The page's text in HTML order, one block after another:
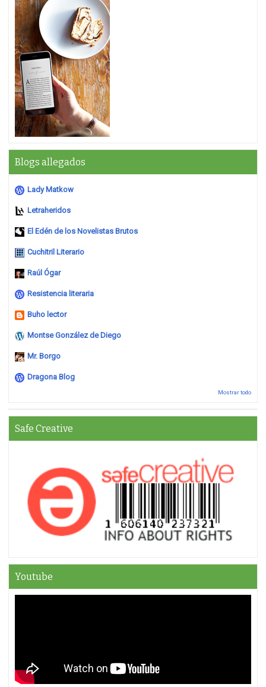
Blogs allegados
Lady Matkow
Letraheridos
El Edén de los Novelistas Brutos
Cuchitril Literario
Raúl Ógar
Resistencia literaria
Buho lector
Montse González de Diego
Mr. Borgo
Dragona Blog
Mostrar todo
Safe Creative
Youtube